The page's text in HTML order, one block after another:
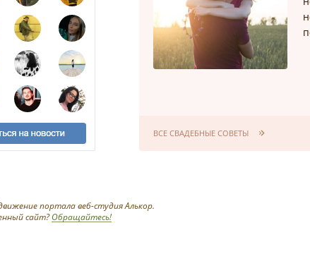
ВСЕ СВАДЕБНЫЕ СОВЕТЫ
портала веб-студия Алькор.
сайт?Обращайтесь!